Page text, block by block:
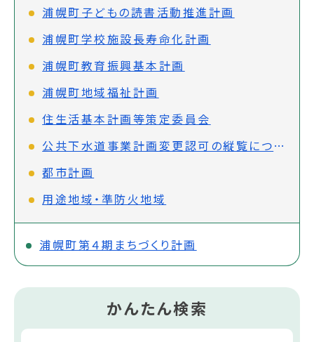
浦幌町子どもの読書活動推進計画
浦幌町学校施設長寿命化計画
浦幌町教育振興基本計画
浦幌町地域福祉計画
住生活基本計画等策定委員会
公共下水道事業計画変更認可の縦覧について
都市計画
用途地域・準防火地域
浦幌町第４期まちづくり計画
かんたん検索